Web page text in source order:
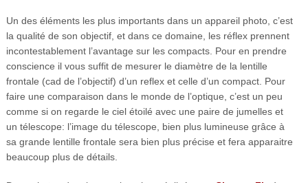
Un des éléments les plus importants dans un appareil photo, c’est
la qualité de son objectif, et dans ce domaine, les réflex prennent
incontestablement l’avantage sur les compacts. Pour en prendre
conscience il vous suffit de mesurer le diamètre de la lentille
frontale (cad de l’objectif) d’un reflex et celle d’un compact. Pour
faire une comparaison dans le monde de l’optique, c’est un peu
comme si on regarde le ciel étoilé avec une paire de jumelles et
un télescope: l’image du télescope, bien plus lumineuse grâce à
sa grande lentille frontale sera bien plus précise et fera apparaitre
beaucoup plus de détails.